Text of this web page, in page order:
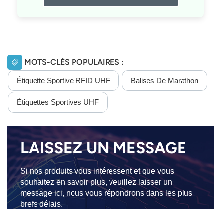
MOTS-CLÉS POPULAIRES :
Étiquette Sportive RFID UHF Balises De Marathon
Étiquettes Sportives UHF
LAISSEZ UN MESSAGE
Si nos produits vous intéressent et que vous
souhaitez en savoir plus, veuillez laisser un
message ici, nous vous répondrons dans les plus
brefs délais.